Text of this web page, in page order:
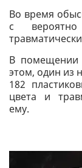
Во время
с
В помещении
этом, один из
182
цвета и
ему.